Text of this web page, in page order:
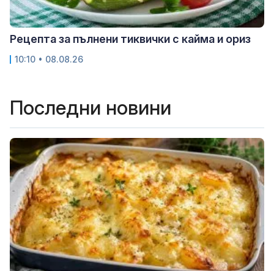
Рецепта за пълнени тиквички с кайма и ориз
10:10 • 08.08.26
Последни новини